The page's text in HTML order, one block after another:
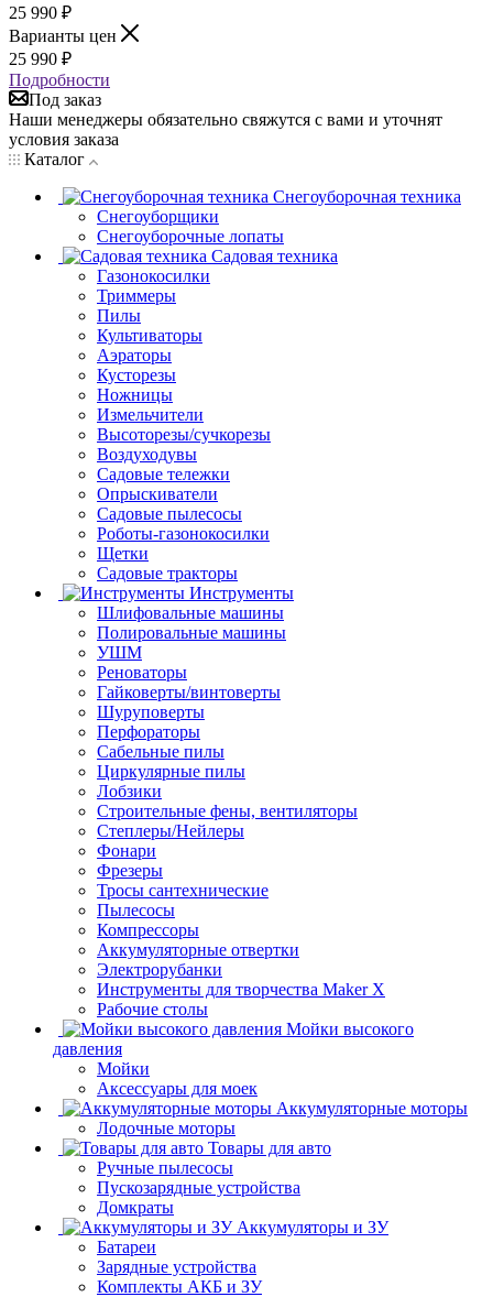
25 990 ₽
Варианты цен
25 990 ₽
Подробности
Под заказ
Наши менеджеры обязательно свяжутся с вами и уточнят
условия заказа
Каталог
Снегоуборочная техника
Снегоуборщики
Снегоуборочные лопаты
Садовая техника
Газонокосилки
Триммеры
Пилы
Культиваторы
Аэраторы
Кусторезы
Ножницы
Измельчители
Высоторезы/сучкорезы
Воздуходувы
Садовые тележки
Опрыскиватели
Садовые пылесосы
Роботы-газонокосилки
Щетки
Садовые тракторы
Инструменты
Шлифовальные машины
Полировальные машины
УШМ
Реноваторы
Гайковерты/винтоверты
Шуруповерты
Перфораторы
Сабельные пилы
Циркулярные пилы
Лобзики
Строительные фены, вентиляторы
Степлеры/Нейлеры
Фонари
Фрезеры
Тросы сантехнические
Пылесосы
Компрессоры
Аккумуляторные отвертки
Электрорубанки
Инструменты для творчества Maker X
Рабочие столы
Мойки высокого
давления
Мойки
Аксессуары для моек
Аккумуляторные моторы
Лодочные моторы
Товары для авто
Ручные пылесосы
Пускозарядные устройства
Домкраты
Аккумуляторы и ЗУ
Батареи
Зарядные устройства
Комплекты АКБ и ЗУ